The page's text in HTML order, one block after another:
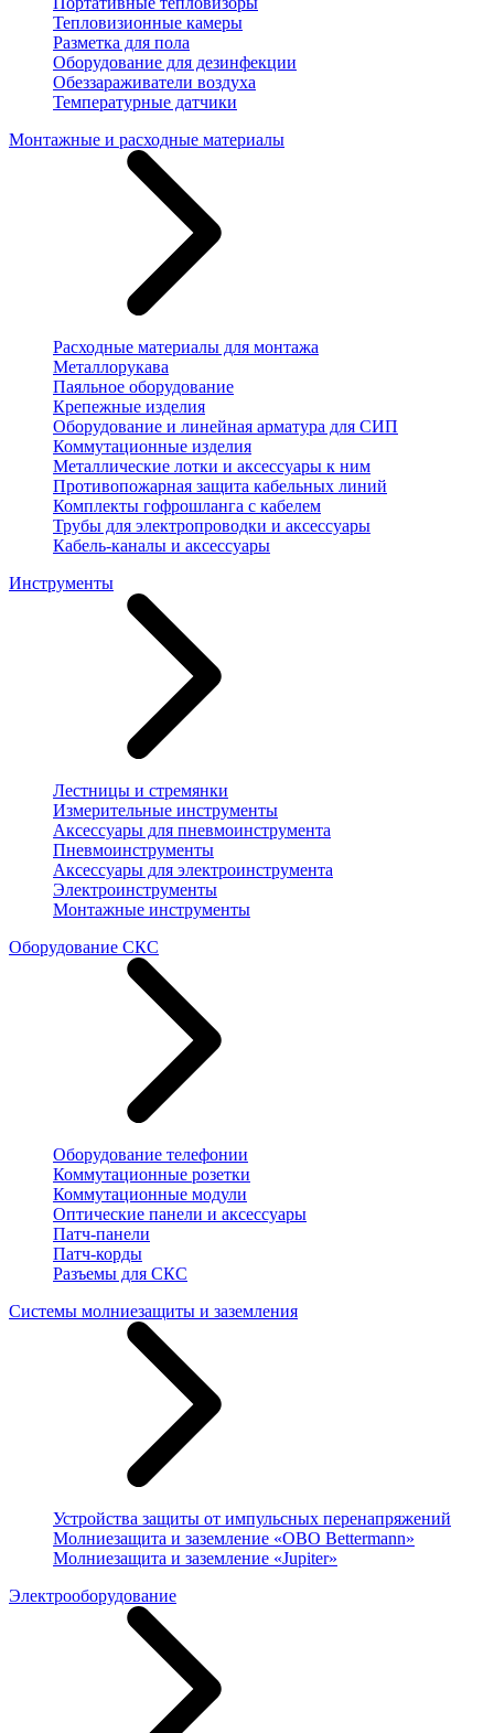
Тепловизионные камеры
Разметка для пола
Оборудование для дезинфекции
Обеззараживатели воздуха
Температурные датчики
Монтажные и расходные материалы
Расходные материалы для монтажа
Металлорукава
Паяльное оборудование
Крепежные изделия
Оборудование и линейная арматура для СИП
Коммутационные изделия
Металлические лотки и аксессуары к ним
Противопожарная защита кабельных линий
Комплекты гофрошланга с кабелем
Трубы для электропроводки и аксессуары
Кабель-каналы и аксессуары
Инструменты
Лестницы и стремянки
Измерительные инструменты
Аксессуары для пневмоинструмента
Пневмоинструменты
Аксессуары для электроинструмента
Электроинструменты
Монтажные инструменты
Оборудование СКС
Оборудование телефонии
Коммутационные розетки
Коммутационные модули
Оптические панели и аксессуары
Патч-панели
Патч-корды
Разъемы для СКС
Системы молниезащиты и заземления
Устройства защиты от импульсных перенапряжений
Молниезащита и заземление «OBO Bettermann»
Молниезащита и заземление «Jupiter»
Электрооборудование